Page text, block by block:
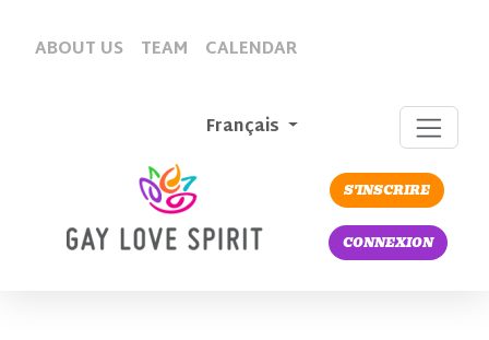
ABOUT US TEAM CALENDAR
Français
S'INSCRIRE
CONNEXION